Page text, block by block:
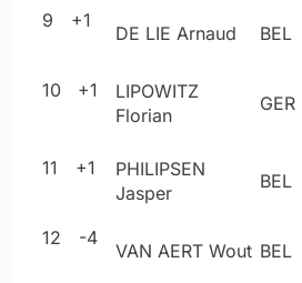
9 +1
DE LIE Arnaud BEL
10 +1
LIPOWITZ
Florian
GER
11 +1
PHILIPSEN
Jasper
BEL
12 -4
VAN AERT Wout BEL